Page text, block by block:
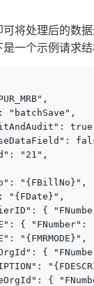
将处理后的数
一个示例请求结
"batchSave",
"21",
"{FBillNo}",
"{FDate}",
{
{ "FNumber":
"{FMRMODE}",
{
{